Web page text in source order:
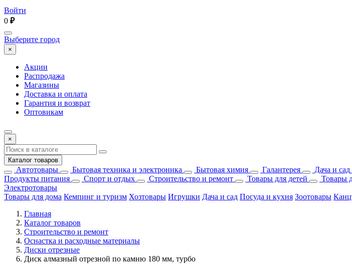
Войти
0 ₽
Выберите город
×
Акции
Распродажа
Магазины
Доставка и оплата
Гарантия и возврат
Оптовикам
×
Каталог товаров
Автотовары Бытовая техника и электроника Бытовая химия Галантерея Дача и сад
Продукты питания
Спорт и отдых Строительство и ремонт Товары для детей Товары
Электротовары
Товары для дома Кемпинг и туризм Хозтовары Игрушки Дача и сад Посуда и кухня Зоотовары
Главная
Каталог товаров
Строительство и ремонт
Оснастка и расходные материалы
Диски отрезные
Диск алмазный отрезной по камню 180 мм, турбо